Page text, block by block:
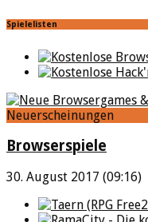
Spielelisten
Neuerscheinungen
Browserspiele
30. August 2017 (09:16)